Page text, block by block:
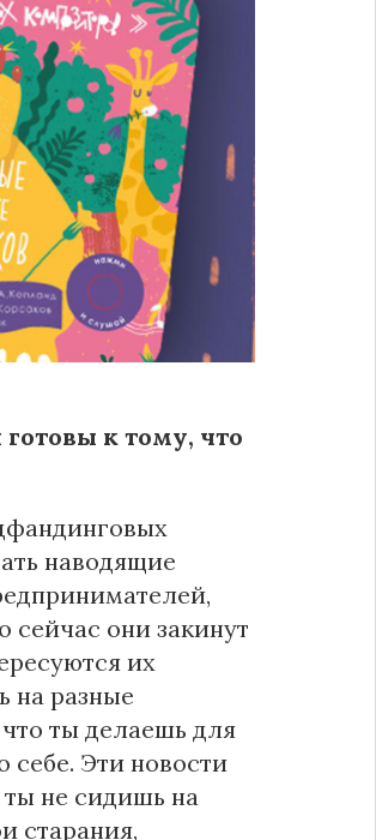
к тому, что
наводящие
сейчас они закинут
их
на разные
ты делаешь для
себе. Эти новости
не сидишь на
старания,